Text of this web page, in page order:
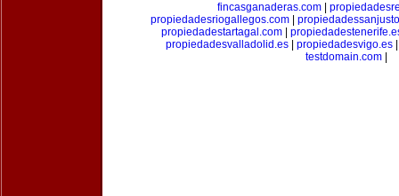
fincasganaderas.com|
propiedadesriogallegos.com|
propiedadestartagal.com|
propiedadesvalladolid.es
propiedadesvigo.es
testdomain.com